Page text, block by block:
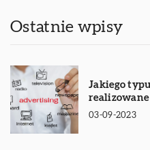
Ostatnie wpisy
Jakiego
realizowane
03-09-2023